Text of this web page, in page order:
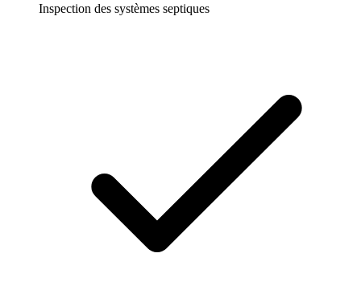
Inspection des systèmes septiques